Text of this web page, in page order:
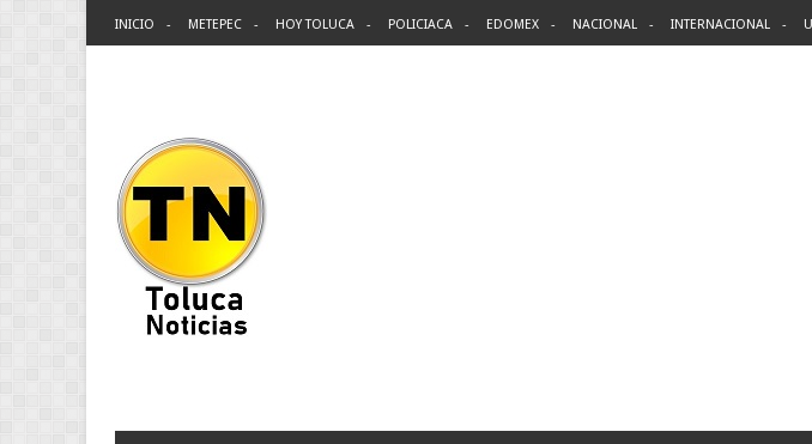
INICIO METEPEC HOY TOLUCA POLICIACA EDOMEX NACIONAL INTERNACIONAL